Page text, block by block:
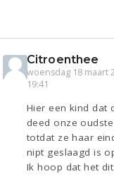
Citroenthee
woensdag 18 maart
19:41
Hier een kind dat
deed onze
totdat ze haar
nipt geslaagd is
Ik hoop dat het